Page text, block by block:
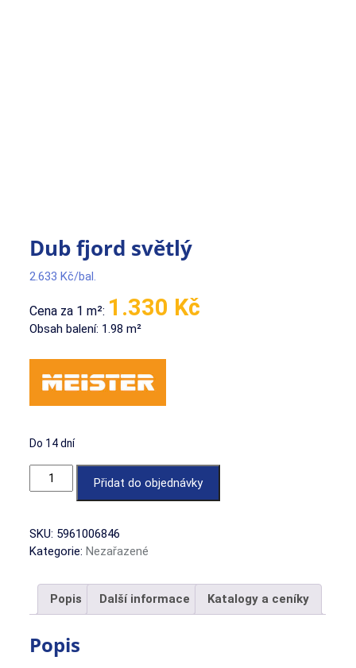
Dub fjord světlý
2.633Kč
Cena za 1 m²: 1.330 Kč
Obsah balení: 1.98 m²
Do 14 dní
Dub fjord světlý množství
Přidat do objednávky
SKU: 5961006846
Kategorie:Nezařazené
Popis Další informace Katalogy a ceníky
Popis